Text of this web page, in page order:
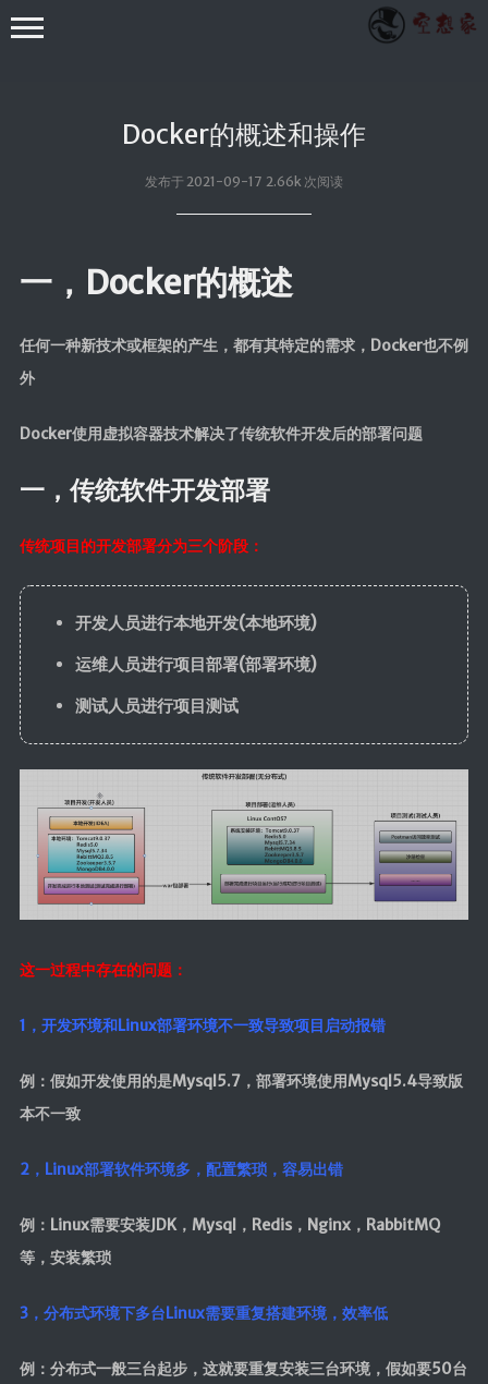
Docker的概述和操作
发布于 2021-09-17 2.66k 次阅读
一，Docker的概述
任何一种新技术或框架的产生，都有其特定的需求，Docker也不例
外
Docker使用虚拟容器技术解决了传统软件开发后的部署问题
一，传统软件开发部署
传统项目的开发部署分为三个阶段：
开发人员进行本地开发(本地环境)
运维人员进行项目部署(部署环境)
测试人员进行项目测试
这一过程中存在的问题：
1，开发环境和Linux部署环境不一致导致项目启动报错
例：假如开发使用的是Mysql5.7，部署环境使用Mysql5.4导致版
本不一致
2，Linux部署软件环境多，配置繁琐，容易出错
例：Linux需要安装JDK，Mysql，Redis，Nginx，RabbitMQ
等，安装繁琐
3，分布式环境下多台Linux需要重复搭建环境，效率低
例：分布式一般三台起步，这就要重复安装三台环境，假如要50台
小众技术
Apache POI
Vue
网络请求
代码简洁工
具
MapStruct
云原生
Docker
Netty
SpringCloudAlibaba
数据库